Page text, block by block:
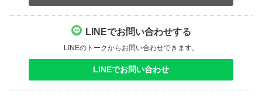
LINEでお問い合わせする
LINEのトークからお問い合わせできます。
LINEでお問い合わせ